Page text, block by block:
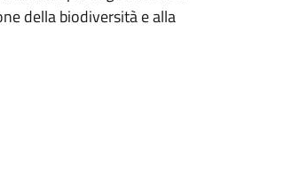
della biodiversità e alla